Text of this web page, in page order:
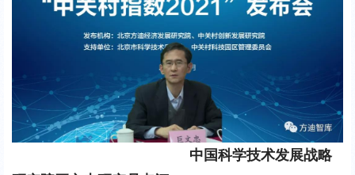
中国科学技术发展战略